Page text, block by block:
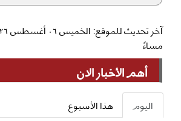
مساءً
أهم الأخبار الان
اليوم هذا الأسبوع